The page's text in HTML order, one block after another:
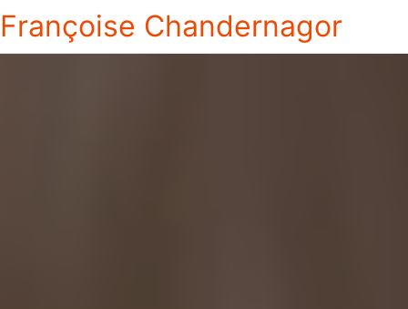
Françoise Chandernagor